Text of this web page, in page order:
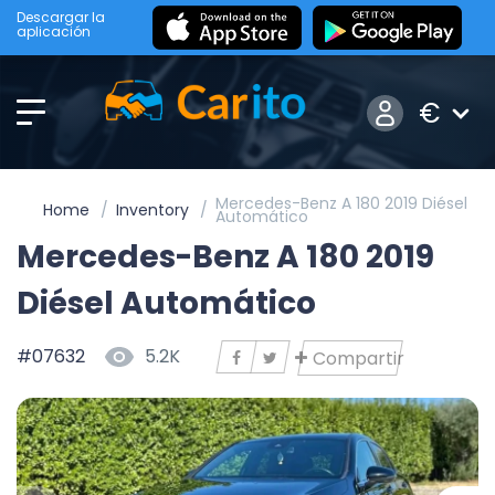
Descargar la
aplicación
€
Home Inventory Mercedes-Benz A 180 2019 Diésel
Automático
Mercedes-Benz A 180 2019
Diésel Automático
#07632 5.2K Compartir